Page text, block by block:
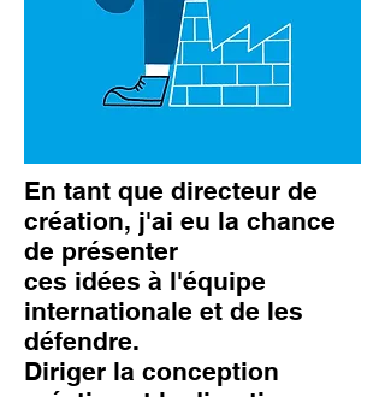
En tant que directeur de
création, j'ai eu la chance
de présenter
ces idées à l'équipe
internationale et de les
défendre.
Diriger la conception